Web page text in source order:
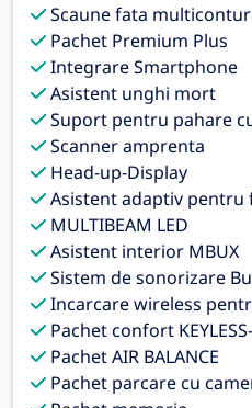
Scaune fata multicontur
Pachet Premium Plus
Integrare Smartphone
Asistent unghi mort
Suport pentru pahare
Scanner amprenta
Head-up-Display
Asistent adaptiv pentru
MULTIBEAM LED
Asistent interior MBUX
Sistem de sonorizare
Incarcare wireless
Pachet confort
Pachet AIR BALANCE
Pachet parcare cu